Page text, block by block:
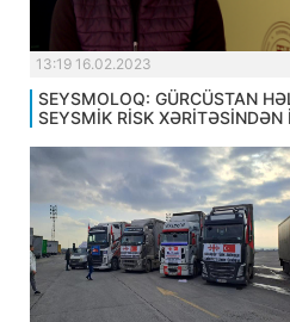
13:19 16.02.2023
SEYSMOLOQ: GÜRCÜSTAN
SEYSMİK RİSK XƏRİTƏSİNDƏN